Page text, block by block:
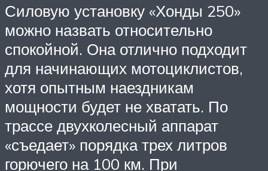
Силовую установку «Хонды 250»
можно назвать относительно
спокойной. Она отлично подходит
для начинающих мотоциклистов,
хотя опытным наездникам
мощности будет не хватать. По
трассе двухколесный аппарат
«съедает» порядка трех литров
горючего на 100 км. При